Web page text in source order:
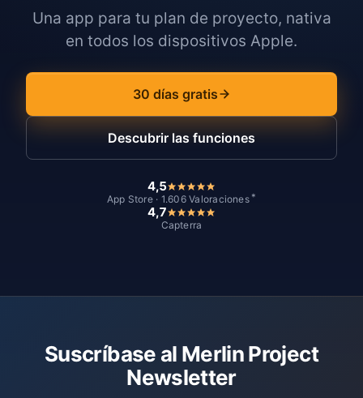
Una app para tu plan de proyecto, nativa
en todos los dispositivos Apple.
30 días gratis
Descubrir las funciones
4,5
App Store · 1.606 Valoraciones *
4,7
Capterra
Suscríbase al Merlin Project
Newsletter